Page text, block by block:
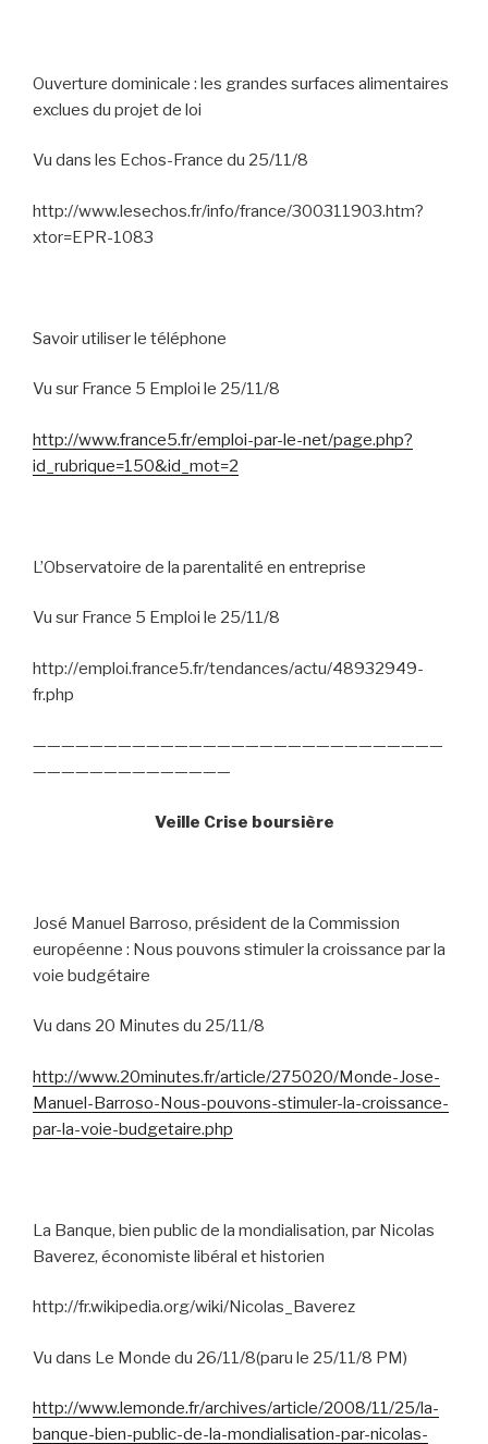
Ouverture dominicale : les grandes surfaces alimentaires
exclues du projet de loi
Vu dans les Echos-France du 25/11/8
http://www.lesechos.fr/info/france/300311903.htm?
xtor=EPR-1083
Savoir utiliser le téléphone
Vu sur France 5 Emploi le 25/11/8
http://www.france5.fr/emploi-par-le-net/page.php?
id_rubrique=150&id_mot=2
L’Observatoire de la parentalité en entreprise
Vu sur France 5 Emploi le 25/11/8
http://emploi.france5.fr/tendances/actu/48932949-
fr.php
—————————————————————————————
——————————————
Veille Crise boursière
José Manuel Barroso, président de la Commission
européenne : Nous pouvons stimuler la croissance par la
voie budgétaire
Vu dans 20 Minutes du 25/11/8
http://www.20minutes.fr/article/275020/Monde-Jose-
Manuel-Barroso-Nous-pouvons-stimuler-la-croissance-
par-la-voie-budgetaire.php
La Banque, bien public de la mondialisation, par Nicolas
Baverez, économiste libéral et historien
http://fr.wikipedia.org/wiki/Nicolas_Baverez
Vu dans Le Monde du 26/11/8(paru le 25/11/8 PM)
http://www.lemonde.fr/archives/article/2008/11/25/la-
banque-bien-public-de-la-mondialisation-par-nicolas-